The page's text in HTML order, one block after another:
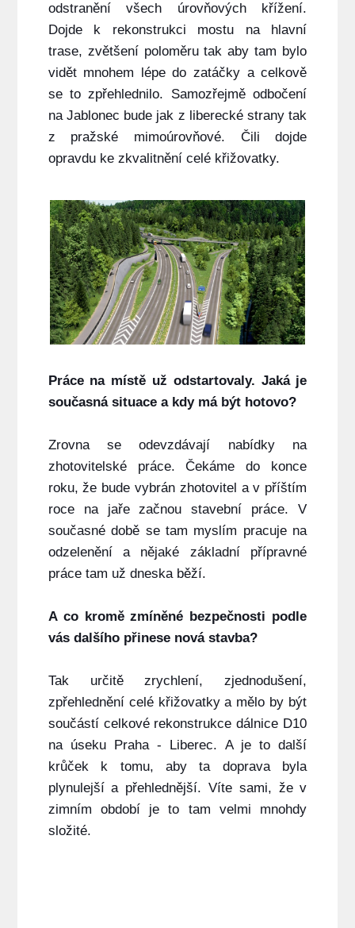
odstranění všech úrovňových křížení.
Dojde k rekonstrukci mostu na hlavní
trase, zvětšení poloměru tak aby tam bylo
vidět mnohem lépe do zatáčky a celkově
se to zpřehlednilo. Samozřejmě odbočení
na Jablonec bude jak z liberecké strany tak
z pražské mimoúrovňové. Čili dojde
opravdu ke zkvalitnění celé křižovatky.
Práce na místě už odstartovaly. Jaká je
současná situace a kdy má být hotovo?
Zrovna se odevzdávají nabídky na
zhotovitelské práce. Čekáme do konce
roku, že bude vybrán zhotovitel a v příštím
roce na jaře začnou stavební práce. V
současné době se tam myslím pracuje na
odzelenění a nějaké základní přípravné
práce tam už dneska běží.
A co kromě zmíněné bezpečnosti podle
vás dalšího přinese nová stavba?
Tak určitě zrychlení, zjednodušení,
zpřehlednění celé křižovatky a mělo by být
součástí celkové rekonstrukce dálnice D10
na úseku Praha - Liberec. A je to další
krůček k tomu, aby ta doprava byla
plynulejší a přehlednější. Víte sami, že v
zimním období je to tam velmi mnohdy
složité.